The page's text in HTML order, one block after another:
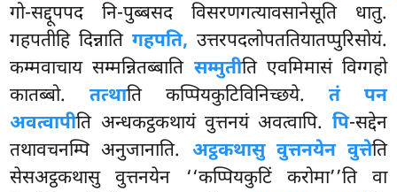
गो-सद्दूपपद नि-पुब्बसद विसरणगत्यावसानेसूति धातु.
गहपतीहि दिन्नाति गहपति, उत्तरपदलोपततियातप्पुरिसोयं.
कम्मवाचाय सम्मन्नितब्बाति सम्मुतीति एवमिमासं विग्गहो
कातब्बो.तत्थाति कप्पियकुटिविनिच्छये. तं पन
अवत्वापीति अन्धकट्ठकथायं वुत्तनयं अवत्वापि. पि-सद्देन
तथावचनम्पि अनुजानाति. अट्ठकथासु वुत्तनयेन वुत्तेति
सेसअट्ठकथासु वुत्तनयेन ‘‘कप्पियकुटिं करोमा’’ति वा